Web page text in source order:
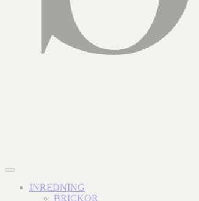
INREDNING
BRICKOR